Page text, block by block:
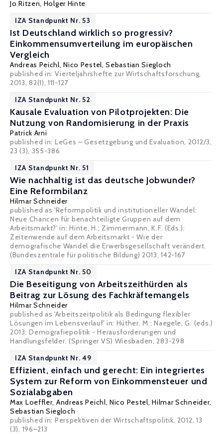
Jo Ritzen, Holger Hinte
IZA Standpunkt Nr. 53
Ist Deutschland wirklich so progressiv?
Einkommensumverteilung im europäischen
Vergleich
Andreas Peichl,Nico Pestel,Sebastian Siegloch
published in: Vierteljahrshefte zur Wirtschaftsforschung,
2013, 82(1), 111-127
IZA Standpunkt Nr. 52
Kausale Evaluation von Pilotprojekten: Die
Nutzung von Randomisierung in der Praxis
Patrick Arni
published in: LeGes – Gesetzgebung und Evaluation, 2012/3,
23 (3), 355-386
IZA Standpunkt Nr. 51
Wie nachhaltig ist das deutsche Jobwunder?
Eine Reformbilanz
Hilmar Schneider
published as 'Reformpolitik und institutioneller Wandel:
Neue Chancen für benachteiligte Gruppen auf dem
Arbeitsmarkt?' in: Hinte, H.; Zimmermann, K.F. (Eds.):
Zeitenwende auf dem Arbeitsmarkt - Wie der
demografische Wandel die Erwerbsgesellschaft verändert.
(Bundeszentrale für politische Bildung) 2013, 142-167
IZA Standpunkt Nr. 50
Die Beseitigung von Arbeitszeithürden als
Beitrag zur Lösung des Fachkräftemangels
Hilmar Schneider
published as 'Arbeitszeitpolitik als Bedingung flexibler
Lösungen im Lebensverlauf' in: Hüther, M.; Naegele, G. (eds.)
2013: Demografiepolitik - Herausforderungen und
Handlungsfelder. (Springer VS) Wiesbaden, 283-298
IZA Standpunkt Nr. 49
Effizient, einfach und gerecht: Ein integriertes
System zur Reform von Einkommensteuer und
Sozialabgaben
Max Loeffler, Andreas Peichl,Nico Pestel,Hilmar Schneider,
Sebastian Siegloch
published in: Perspektiven der Wirtschaftspolitik, 2012, 13
(3), 196–213